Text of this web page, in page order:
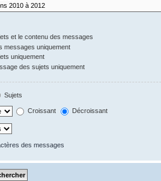
et le contenu des messages
messages uniquement
uniquement
des sujets uniquement
Sujets
Croissant Décroissant
des messages